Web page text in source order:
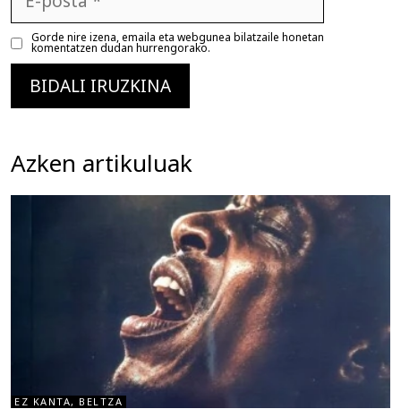
posta
Gorde nire izena, emaila eta webgunea bilatzaile honetan
komentatzen dudan hurrengorako.
Azken artikuluak
EZ KANTA, BELTZA